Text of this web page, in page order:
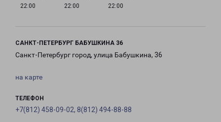
22:00
22:00
22:00
САНКТ-ПЕТЕРБУРГ БАБУШКИНА 36
Санкт-Петербург город, улица Бабушкина, 36
на карте
ТЕЛЕФОН
+7(812) 458-09-02, 8(812) 494-88-88